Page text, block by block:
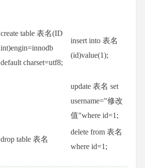
create table 表名(ID
int)engin=innodb
default charset=utf8;
insert into 表名
(id)value(1);
update 表名 set
username="修改
值"where id=1;
drop table 表名
delete from 表名
where id=1;